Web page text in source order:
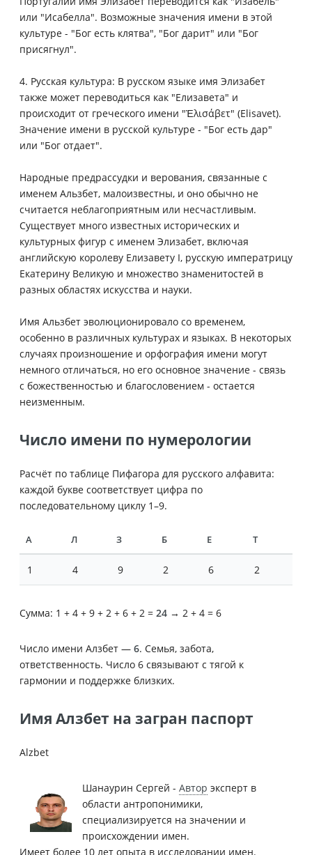
или "Исабелла". Возможные значения имени в этой
культуре - "Бог есть клятва", "Бог дарит" или "Бог
присягнул".
4. Русская культура: В русском языке имя Элизабет
также может переводиться как "Елизавета" и
происходит от греческого имени "Ἐλισάβετ" (Elisavet).
Значение имени в русской культуре - "Бог есть дар"
или "Бог отдает".
Народные предрассудки и верования, связанные с
именем Альзбет, малоизвестны, и оно обычно не
считается неблагоприятным или несчастливым.
Существует много известных исторических и
культурных фигур с именем Элизабет, включая
английскую королеву Елизавету I, русскую императрицу
Екатерину Великую и множество знаменитостей в
разных областях искусства и науки.
Имя Альзбет эволюционировало со временем,
особенно в различных культурах и языках. В некоторых
случаях произношение и орфография имени могут
немного отличаться, но его основное значение - связь
с божественностью и благословением - остается
неизменным.
Число имени по нумерологии
Расчёт по таблице Пифагора для русского алфавита:
каждой букве соответствует цифра по
последовательному циклу 1–9.
А Л З Б Е Т
1 4 9 2 6 2
Сумма: 1 + 4 + 9 + 2 + 6 + 2 = 24 → 2 + 4 = 6
Число имени Алзбет — 6. Семья, забота,
ответственность. Число 6 связывают с тягой к
гармонии и поддержке близких.
Имя Алзбет на загран паспорт
Alzbet
Шанаурин Сергей - Автор эксперт в
области антропонимики,
специализируется на значении и
происхождении имен.
Имеет более 10 лет опыта в исследовании имен.